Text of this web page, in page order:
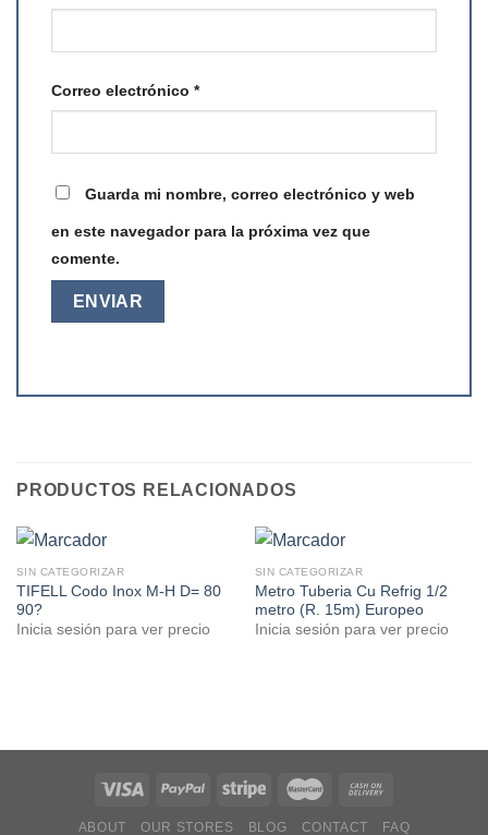
Correo electrónico *
Guarda mi nombre, correo electrónico y web
en este navegador para la próxima vez que
comente.
PRODUCTOS RELACIONADOS
SIN CATEGORIZAR
TIFELL Codo Inox M-H D= 80
90?
Inicia sesión para ver precio
SIN CATEGORIZAR
Metro Tuberia Cu Refrig 1/2
metro (R. 15m) Europeo
Inicia sesión para ver precio
ABOUT OUR STORES BLOG CONTACT FAQ